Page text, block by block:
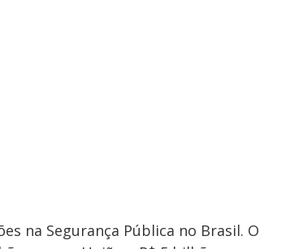
na Segurança Pública no Brasil. O